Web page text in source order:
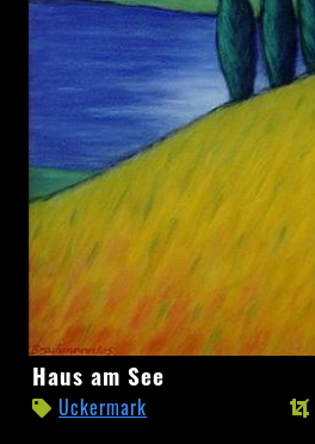
Haus
am
See
Haus am See
Uckermark